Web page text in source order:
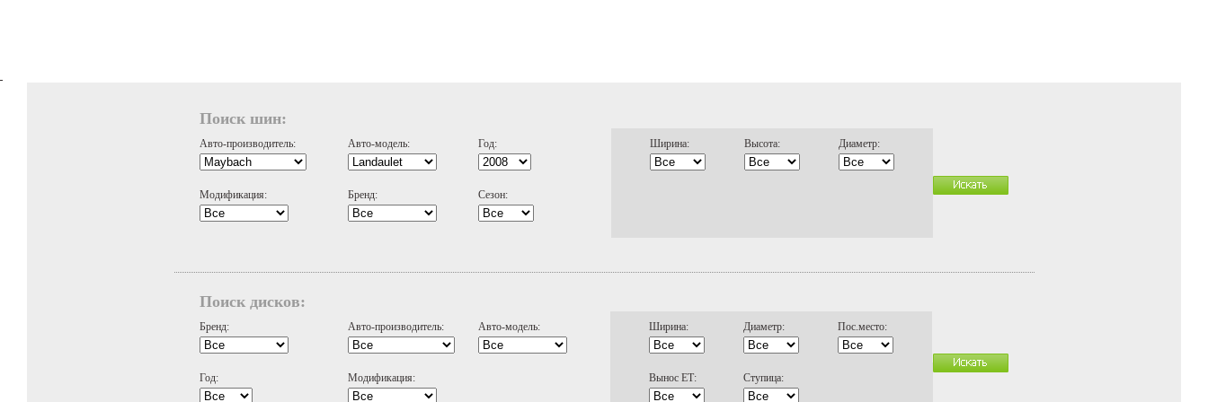
Поиск шин:
Авто-производитель: Авто-модель: Год:
Модификация: Бренд: Сезон:
Ширина: Высота: Диаметр:
Поиск дисков:
Бренд: Авто-производитель: Авто-модель:
Год: Модификация:
Ширина: Диаметр: Пос.место:
Вынос ЕТ: Ступица: